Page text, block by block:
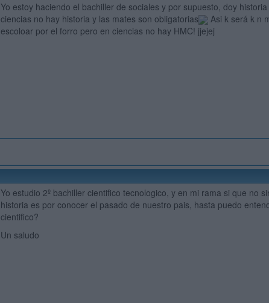
Yo estoy haciendo el bachiller de sociales y por supuesto, doy
ciencias no hay historia y las mates son obligatorias
Asi k será k n
escoloar por el forro pero en ciencias no hay HMC! jjejej
Yo estudio 2º bachiller cientifico tecnologico, y en mi rama si que no
historia es por conocer el pasado de nuestro pais, hasta puedo
cientifico?
Un saludo